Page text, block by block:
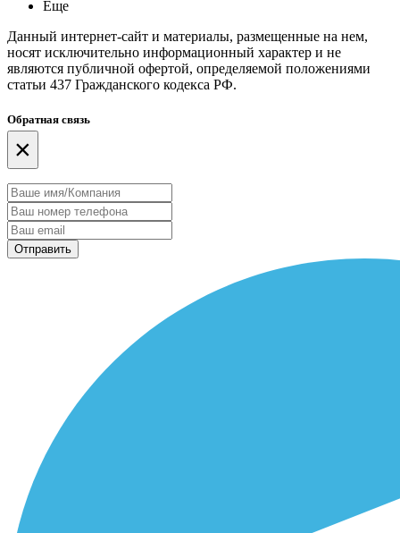
Еще
Данный интернет-сайт и материалы, размещенные на нем,
носят исключительно информационный характер и не
являются публичной офертой, определяемой положениями
статьи 437 Гражданского кодекса РФ.
Обратная связь
×
Отправить